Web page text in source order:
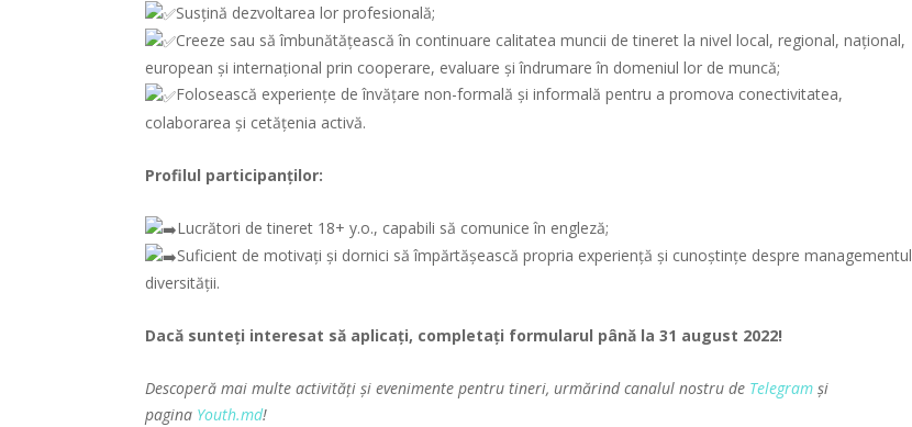
Susțină dezvoltarea lor profesională;
Creeze sau să îmbunătățească în continuare calitatea muncii de tineret la nivel local, regional, național,
european și internațional prin cooperare, evaluare și îndrumare în domeniul lor de muncă;
Folosească experiențe de învățare non-formală și informală pentru a promova conectivitatea,
colaborarea și cetățenia activă.
Profilul participanților:
Lucrători de tineret 18+ y.o., capabili să comunice în engleză;
Suficient de motivați și dornici să împărtășească propria experiență și cunoștințe despre managementul
diversității.
Dacă sunteți interesat să aplicați, completați formularul până la 31 august 2022!
Descoperă mai multe activități și evenimente pentru tineri, urmărind canalul nostru de Telegram și
pagina Youth.md!